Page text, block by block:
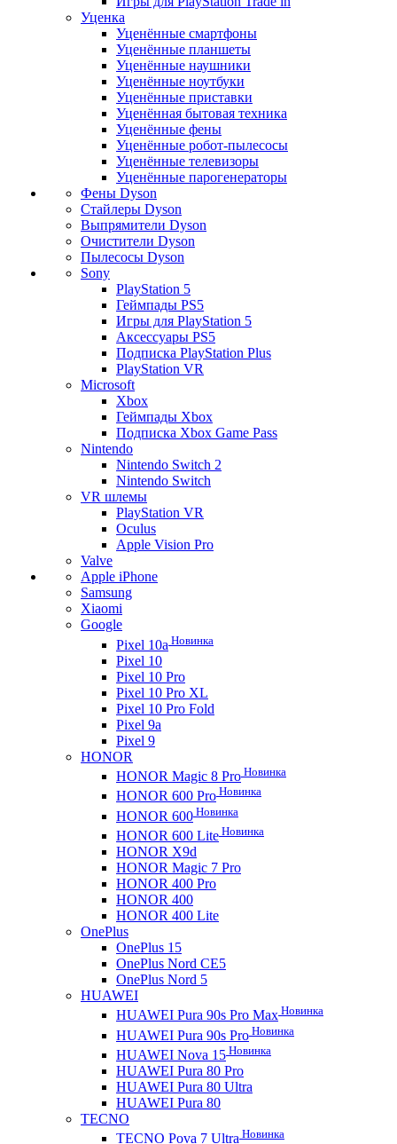
Уценка
Уценённые смартфоны
Уценённые планшеты
Уценённые наушники
Уценённые ноутбуки
Уценённые приставки
Уценённая бытовая техника
Уценённые фены
Уценённые робот-пылесосы
Уценённые телевизоры
Уценённые парогенераторы
Фены Dyson
Стайлеры Dyson
Выпрямители Dyson
Очистители Dyson
Пылесосы Dyson
Sony
PlayStation 5
Геймпады PS5
Игры для PlayStation 5
Аксессуары PS5
Подписка PlayStation Plus
PlayStation VR
Microsoft
Xbox
Геймпады Xbox
Подписка Xbox Game Pass
Nintendo
Nintendo Switch 2
Nintendo Switch
VR шлемы
PlayStation VR
Oculus
Apple Vision Pro
Valve
Apple iPhone
Samsung
Xiaomi
Google
Pixel 10a Новинка
Pixel 10
Pixel 10 Pro
Pixel 10 Pro XL
Pixel 10 Pro Fold
Pixel 9a
Pixel 9
HONOR
HONOR Magic 8 Pro Новинка
HONOR 600 Pro Новинка
HONOR 600 Новинка
HONOR 600 Lite Новинка
HONOR X9d
HONOR Magic 7 Pro
HONOR 400 Pro
HONOR 400
HONOR 400 Lite
OnePlus
OnePlus 15
OnePlus Nord CE5
OnePlus Nord 5
HUAWEI
HUAWEI Pura 90s Pro Max Новинка
HUAWEI Pura 90s Pro Новинка
HUAWEI Nova 15 Новинка
HUAWEI Pura 80 Pro
HUAWEI Pura 80 Ultra
HUAWEI Pura 80
TECNO
TECNO Pova 7 Ultra Новинка